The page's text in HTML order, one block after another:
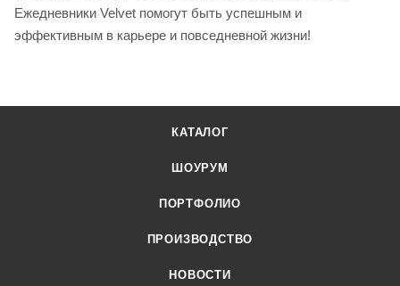
Ежедневники Velvet помогут быть успешным и
эффективным в карьере и повседневной жизни!
КАТАЛОГ
ШОУРУМ
ПОРТФОЛИО
ПРОИЗВОДСТВО
НОВОСТИ